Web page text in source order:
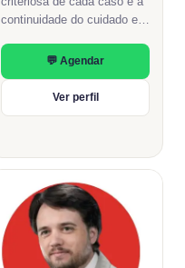
continuidade do cuidado em
💬 Agendar
Ver perfil